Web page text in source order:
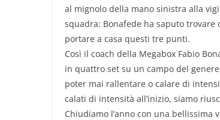
al mignolo della mano sinistra alla
squadra: Bonafede ha saputo
portare a casa questi tre punti.
Così il coach della Megabox Fabio
in quattro set su un campo del
poter mai rallentare o calare di
calati di intensità all’inizio, siamo
Chiudiamo l’anno con una